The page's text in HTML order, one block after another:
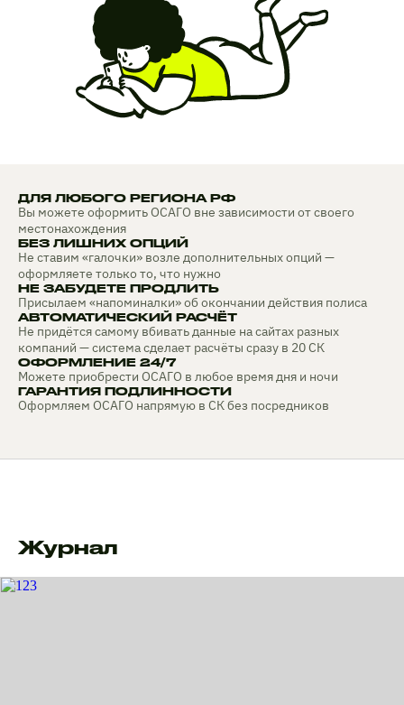
ДЛЯ ЛЮБОГО РЕГИОНА РФ
Вы можете оформить ОСАГО вне зависимости от своего
местонахождения
БЕЗ ЛИШНИХ ОПЦИЙ
Не ставим «галочки» возле дополнительных опций —
оформляете только то, что нужно
НЕ ЗАБУДЕТЕ ПРОДЛИТЬ
Присылаем «напоминалки» об окончании действия полиса
АВТОМАТИЧЕСКИЙ РАСЧЁТ
Не придётся самому вбивать данные на сайтах разных
компаний — система сделает расчёты сразу в 20 СК
ОФОРМЛЕНИЕ 24/7
Можете приобрести ОСАГО в любое время дня и ночи
ГАРАНТИЯ ПОДЛИННОСТИ
Оформляем ОСАГО напрямую в СК без посредников
Журнал